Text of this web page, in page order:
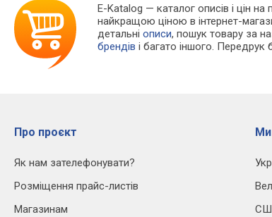
E-Katalog — каталог описів і цін
найкращою ціною в інтернет-
детальніописи, пошук товару за
брендів і багато іншого. Передрук
Про проєкт
Як нам зателефонувати?
Розміщення прайс-листів
Магазинам
Ми